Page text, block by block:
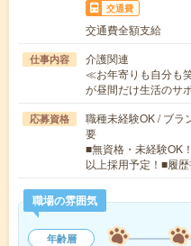
交通費
交通費全額支給
仕事内容
介護関連
≪お年寄りも自分も
が昼間だけ生活のサ
応募資格
職種未経験OK / ブラ
要
■無資格・未経験OK
以上採用予定！■履
職場の雰囲気
年齢層